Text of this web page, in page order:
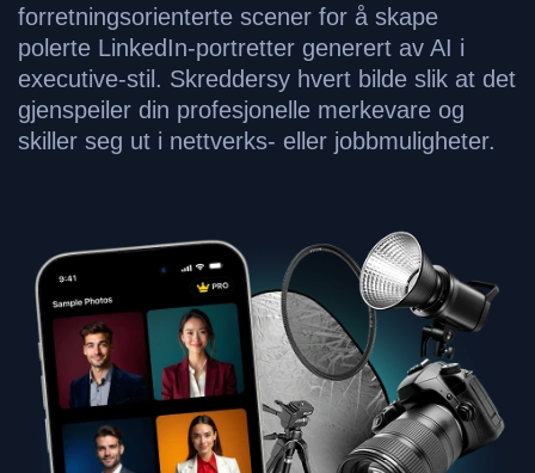
forretningsorienterte scener for å skape
polerte LinkedIn-portretter generert av AI i
executive-stil. Skreddersy hvert bilde slik at det
gjenspeiler din profesjonelle merkevare og
skiller seg ut i nettverks- eller jobbmuligheter.